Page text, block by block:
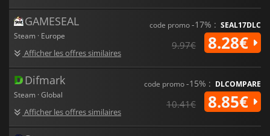
GAMESEAL
Steam · Europe
Afficher les offres similaires
code promo-17% : SEAL17DLC
9.97€ 8.28€
Difmark
Steam · Global
Afficher les offres similaires
code promo-15% : DLCOMPARE
10.41€ 8.85€